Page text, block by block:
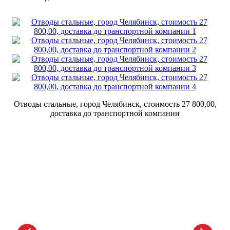
Отводы стальные, город Челябинск, стоимость 27 800,00,
доставка до транспортной компании